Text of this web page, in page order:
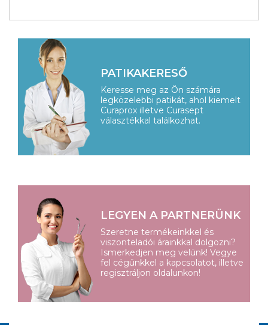
PATIKAKERESŐ
Keresse meg az Ön számára
legközelebbi patikát, ahol kiemelt
Curaprox illetve Curasept
választékkal találkozhat.
LEGYEN A PARTNERÜNK
Szeretne termékeinkkel és
viszonteladói árainkkal dolgozni?
Ismerkedjen meg velünk! Vegye
fel cégünkkel a kapcsolatot, illetve
regisztráljon oldalunkon!